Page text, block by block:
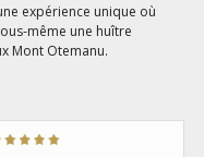
expérience unique où
même une huître
Mont Otemanu.